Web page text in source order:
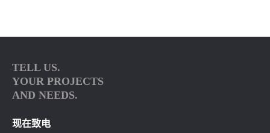
TELL US.
YOUR PROJECTS
AND NEEDS.
现在致电